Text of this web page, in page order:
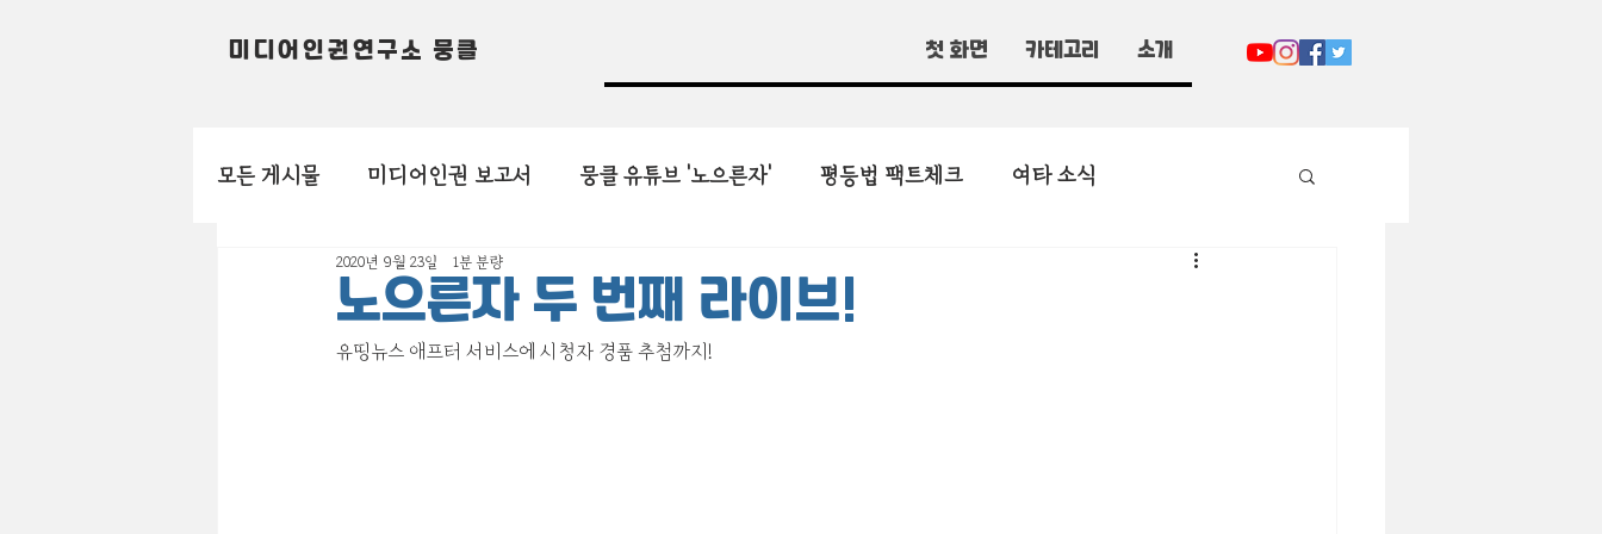
미디어인권연구소 뭉클 첫 화면 카테고리 소개
모든 게시물 미디어인권 보고서 뭉클 유튜브 '노으른자' 평등법 팩트체크 여타 소식
노으른자 두 번째 라이브!
2020년 9월 23일 1분 분량
유띵뉴스 애프터 서비스에 시청자 경품 추첨까지!